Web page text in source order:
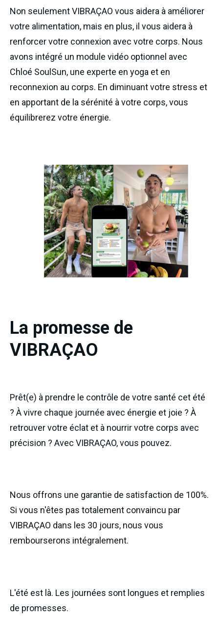
Non seulement VIBRAÇAO vous aidera à améliorer
votre alimentation, mais en plus, il vous aidera à
renforcer votre connexion avec votre corps. Nous
avons intégré un module vidéo optionnel avec
Chloé SoulSun, une experte en yoga et en
reconnexion au corps. En diminuant votre stress et
en apportant de la sérénité à votre corps, vous
équilibrerez votre énergie.
La promesse de
VIBRAÇAO
Prêt(e) à prendre le contrôle de votre santé cet été
? À vivre chaque journée avec énergie et joie ? À
retrouver votre éclat et à nourrir votre corps avec
précision ? Avec VIBRAÇAO, vous pouvez.
Nous offrons une garantie de satisfaction de 100%.
Si vous n'êtes pas totalement convaincu par
VIBRAÇAO dans les 30 jours, nous vous
rembourserons intégralement.
L'été est là. Les journées sont longues et remplies
de promesses.